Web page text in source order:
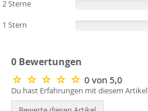
2 Sterne
1 Stern
0 Bewertungen
0 von 5,0
Du hast Erfahrungen mit diesem